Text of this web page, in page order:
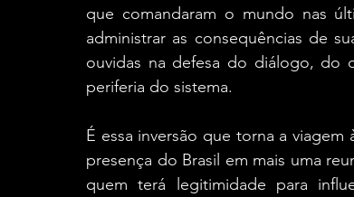
que comandaram o mundo nas
administrar as consequências de
ouvidas na defesa do diálogo, do
periferia do sistema.
É essa inversão que torna a
presença do Brasil em mais uma
quem terá legitimidade para